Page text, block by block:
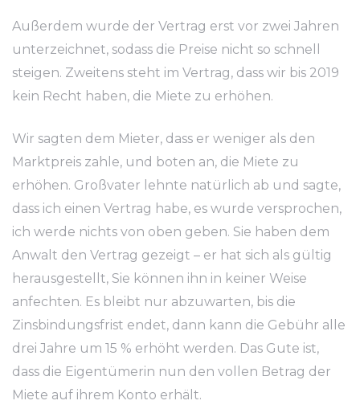
Außerdem wurde der Vertrag erst vor zwei Jahren
unterzeichnet, sodass die Preise nicht so schnell
steigen. Zweitens steht im Vertrag, dass wir bis 2019
kein Recht haben, die Miete zu erhöhen.
Wir sagten dem Mieter, dass er weniger als den
Marktpreis zahle, und boten an, die Miete zu
erhöhen. Großvater lehnte natürlich ab und sagte,
dass ich einen Vertrag habe, es wurde versprochen,
ich werde nichts von oben geben. Sie haben dem
Anwalt den Vertrag gezeigt – er hat sich als gültig
herausgestellt, Sie können ihn in keiner Weise
anfechten. Es bleibt nur abzuwarten, bis die
Zinsbindungsfrist endet, dann kann die Gebühr alle
drei Jahre um 15 % erhöht werden. Das Gute ist,
dass die Eigentümerin nun den vollen Betrag der
Miete auf ihrem Konto erhält.